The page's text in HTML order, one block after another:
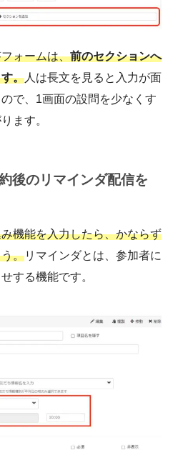
ォームは、前のセクションへ
。人は長文を見ると入力が面
で、1画面の設問を少なくす
ます。
後のリマインダ配信を
機能を入力したら、かならず
。リマインダとは、参加者に
する機能です。